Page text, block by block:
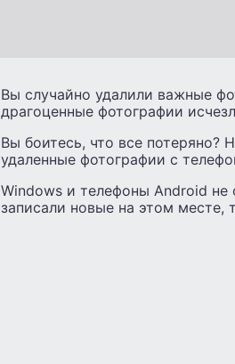
Вы случайно удалили важные
драгоценные фотографии
Вы боитесь, что все потеряно?
удаленные фотографии с
Windows и телефоны Android
записали новые на этом месте,